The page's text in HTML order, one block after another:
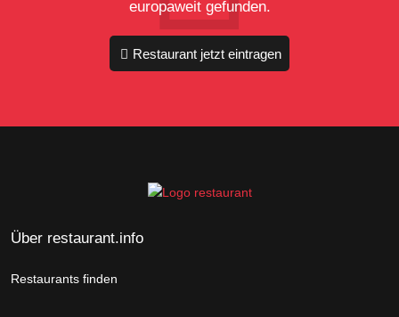
europaweit gefunden.
Restaurant jetzt eintragen
Über restaurant.info
Restaurants finden